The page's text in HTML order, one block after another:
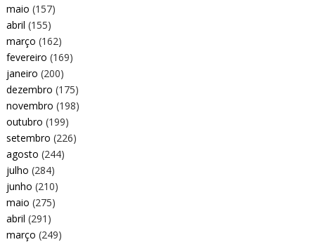
maio (157)
abril (155)
março (162)
fevereiro (169)
janeiro (200)
dezembro (175)
novembro (198)
outubro (199)
setembro (226)
agosto (244)
julho (284)
junho (210)
maio (275)
abril (291)
março (249)